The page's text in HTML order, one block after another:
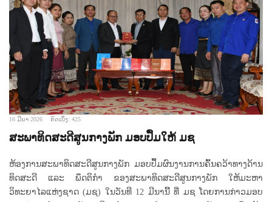
16 ມີນາ 2026 ກົດເບິ່ງ: 425
ສະພາທິດສະດີສູນກາງພັກ ມອບປຶ້ມໃຫ້ ມຊ
ຫ້ອງການສະພາທິດສະດີສູນກາງພັກ ມອບປຶ້ມຜົນງານການຄົ້ນຄວ້າທາງດ້ານ
ທິດສະດີ ແລະ ພຶດຕິກຳ ຂອງສະພາທິດສະດີສູນກາງພັກ ໃຫ້ມະຫາ
ວິທະຍາໄລແຫ່ງຊາດ (ມຊ) ໃນວັນທີ 12 ມີນານີ້ ທີ່ ມຊ ໂດຍການກ່າວມອບ